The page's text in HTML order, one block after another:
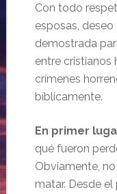
Con todo
esposas,
demostrada
entre cristianos
crímenes
bíblicamente.
En primer
qué fueron
Obviamente,
matar. Desde